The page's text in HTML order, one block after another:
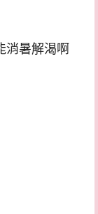
消暑解渴啊